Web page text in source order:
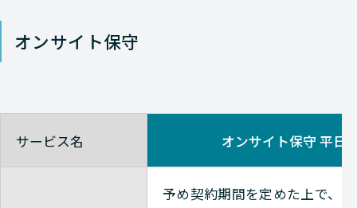
Alaxala
Alaxala
Alaxala
オンサイト保守
サービス名 オンサイト保守 平日
予め契約期間を定めた上で、